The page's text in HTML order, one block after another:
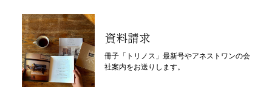
資料請求
冊子「トリノス」最新号やアネストワンの会
社案内をお送りします。